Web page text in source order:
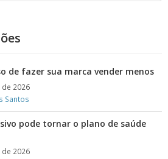
de fazer sua marca vender menos
2026
Santos
pode tornar o plano de saúde
2026